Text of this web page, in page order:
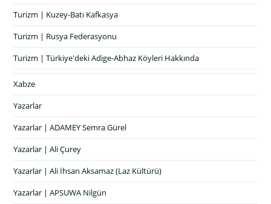
Turizm | Kuzey-Batı Kafkasya
Turizm | Rusya Federasyonu
Turizm | Türkiye'deki Adige-Abhaz Köyleri Hakkında
Xabze
Yazarlar
Yazarlar | ADAMEY Semra Gürel
Yazarlar | Ali Çurey
Yazarlar | Ali İhsan Aksamaz (Laz Kültürü)
Yazarlar | APSUWA Nilgün